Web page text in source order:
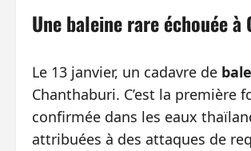
Une baleine rare échouée à
Le 13 janvier, un cadavre de
Chanthaburi. C’est la première
confirmée dans les eaux
attribuées à des attaques de